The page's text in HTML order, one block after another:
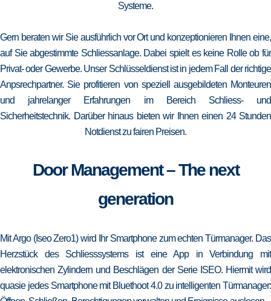
Systeme.
Gern beraten wir Sie ausführlich vor Ort und konzeptionieren Ihnen eine,
auf Sie abgestimmte Schliessanlage. Dabei spielt es keine Rolle ob für
Privat- oder Gewerbe. Unser Schlüsseldienst ist in jedem Fall der richtige
Anpsrechpartner. Sie profitieren von speziell ausgebildeten Monteuren
und jahrelanger Erfahrungen im Bereich Schliess- und
Sicherheitstechnik. Darüber hinaus bieten wir Ihnen einen 24 Stunden
Notdienst zu fairen Preisen.
Door Management – The next
generation
Mit Argo (Iseo Zero1) wird Ihr Smartphone zum echten Türmanager. Das
Herzstück des Schliesssystems ist eine App in Verbindung mit
elektronischen Zylindern und Beschlägen der Serie ISEO. Hiermit wird
quasie jedes Smartphone mit Bluethoot 4.0 zu intelligenten Türmanager: